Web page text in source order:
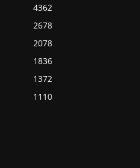
4362
2678
2078
1836
1372
1110